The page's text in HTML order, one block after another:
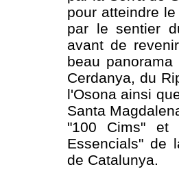
pour atteindre
par le sentier
avant de
beau
Cerdanya, du
l'Osona ainsi
Santa
"100 Cims"
Essencials" de
de Catalunya.